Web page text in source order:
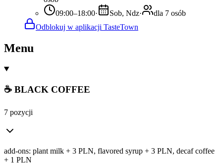
09:00–18:00· Sob, Ndz·
dla 7 osób
Odblokuj w aplikacji TasteTown
Menu
☕ BLACK COFFEE
7 pozycji
add-ons: plant milk + 3 PLN, flavored syrup + 3 PLN, decaf coffee
+ 1 PLN